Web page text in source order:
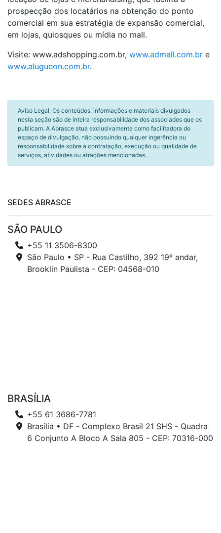
prospecção dos locatários na obtenção do ponto
comercial em sua estratégia de expansão comercial,
em lojas, quiosques ou mídia no mall.
Visite: www.adshopping.com.br, www.admall.com.br e
www.alugueon.com.br.
Aviso Legal: Os conteúdos, informações e materiais divulgados
nesta seção são de inteira responsabilidade dos associados que os
publicam. A Abrasce atua exclusivamente como facilitadora do
espaço de divulgação, não possuindo qualquer ingerência ou
responsabilidade sobre a contratação, execução ou qualidade de
serviços, atividades ou atrações mencionadas.
SEDES ABRASCE
SÃO PAULO
+55 11 3506-8300
São Paulo • SP - Rua Castilho, 392 19º andar,
Brooklin Paulista - CEP: 04568-010
BRASÍLIA
+55 61 3686-7781
Brasília • DF - Complexo Brasil 21 SHS - Quadra
6 Conjunto A Bloco A Sala 805 - CEP: 70316-000